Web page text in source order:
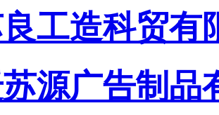
工造科贸有
源广告制品